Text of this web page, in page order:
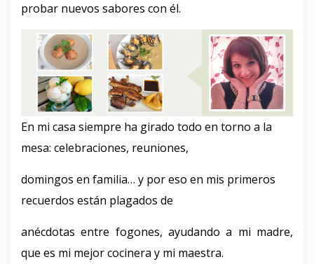
probar nuevos sabores con él.
En mi casa siempre ha girado todo en torno a la
mesa: celebraciones, reuniones,
domingos en familia… y por eso en mis primeros
recuerdos están plagados de
anécdotas entre fogones, ayudando a mi madre,
que es mi mejor cocinera y mi maestra.